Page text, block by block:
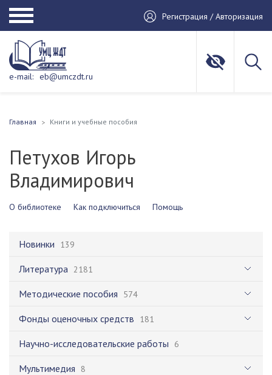
Регистрация / Авторизация
e-mail: eb@umczdt.ru
Главная Книги и учебные пособия
Петухов Игорь
Владимирович
О библиотеке Как подключиться Помощь
Новинки 139
Литература 2181
Методические пособия 574
Фонды оценочных средств 181
Научно-исследовательские работы 6
Мультимедия 8